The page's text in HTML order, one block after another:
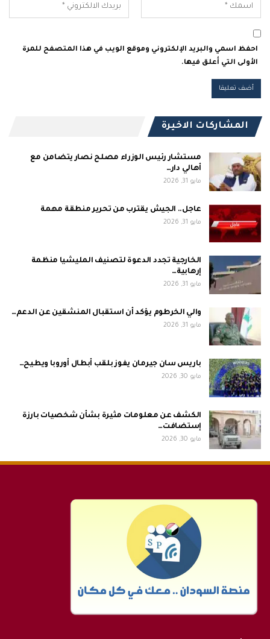
احفظ اسمي والبريد الإلكتروني وموقع الويب في هذا المتصفح للمرة
الأولى التي أعلق فيها.
المشاركات الاخيرة
مستشار رئيس الوزراء مصلح نصار يتضامن مع
أهالي دار…
مايو 31, 2026
عاجل.. الجيش يقترب من تحرير منطقة مهمة
مايو 31, 2026
الخارجية تجدد الدعوة لتصنيف المليشيا منظمة
إرهابية…
مايو 31, 2026
والي الخرطوم يؤكد أن استقبال المنشقين عن الدعم…
مايو 31, 2026
باريس سان جيرمان يفوز بلقب أبطال أوروبا ويطيح…
مايو 30, 2026
الكشف عن معلومات مثيرة بشأن شخصيات بارزة
إستضافت…
مايو 30, 2026